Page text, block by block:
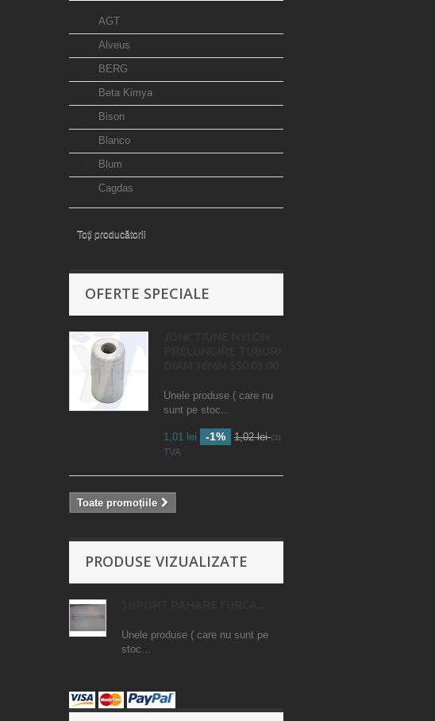
AGT
Alveus
BERG
Beta Kimya
Bison
Blanco
Blum
Cagdas
Toți producătorii
OFERTE SPECIALE
Unele produse ( care nu
sunt pe stoc...
1,01 lei -1% 1,02 leicu
TVA
Toate promoțiile
PRODUSE VIZUALIZATE
Unele produse ( care nu sunt pe
stoc...